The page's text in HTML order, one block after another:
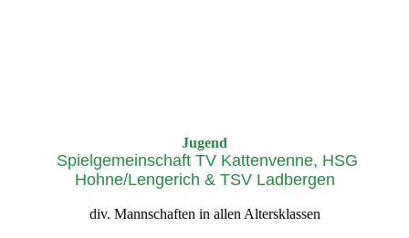
Jugend
Spielgemeinschaft TV Kattenvenne, HSG
Hohne/Lengerich & TSV Ladbergen
div. Mannschaften in allen Altersklassen